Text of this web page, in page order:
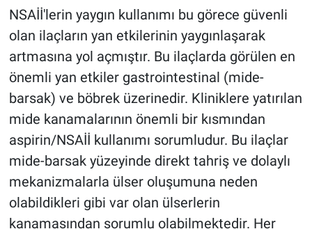
NSAİİ'lerin yaygın kullanımı bu görece güvenli
olan ilaçların yan etkilerinin yaygınlaşarak
artmasına yol açmıştır. Bu ilaçlarda görülen en
önemli yan etkiler gastrointestinal (mide-
barsak) ve böbrek üzerinedir. Kliniklere yatırılan
mide kanamalarının önemli bir kısmından
aspirin/NSAİİ kullanımı sorumludur. Bu ilaçlar
mide-barsak yüzeyinde direkt tahriş ve dolaylı
mekanizmalarla ülser oluşumuna neden
olabildikleri gibi var olan ülserlerin
kanamasından sorumlu olabilmektedir. Her